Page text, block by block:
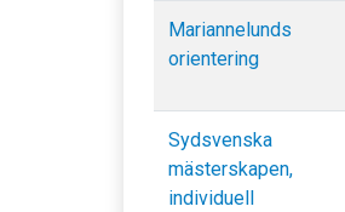
Mariannelunds
orientering
Sydsvenska
mästerskapen,
individuell